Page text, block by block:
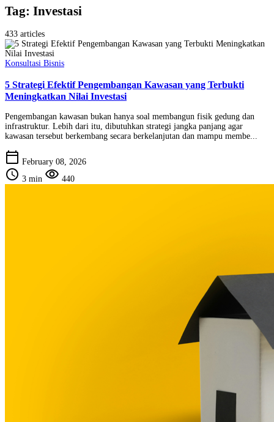
Tag: Investasi
433 articles
Konsultasi Bisnis
5 Strategi Efektif Pengembangan Kawasan yang Terbukti
Meningkatkan Nilai Investasi
Pengembangan kawasan bukan hanya soal membangun fisik gedung dan
infrastruktur. Lebih dari itu, dibutuhkan strategi jangka panjang agar
kawasan tersebut berkembang secara berkelanjutan dan mampu membe...
calendar_today February 08, 2026
schedule 3 min visibility 440